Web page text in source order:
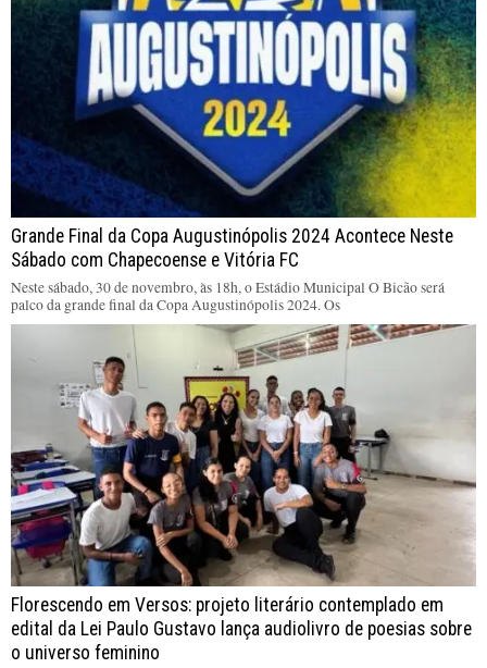
Grande Final da Copa Augustinópolis 2024 Acontece Neste
Sábado com Chapecoense e Vitória FC
Neste sábado, 30 de novembro, às 18h, o Estádio Municipal O Bicão será
palco da grande final da Copa Augustinópolis 2024. Os
Florescendo em Versos: projeto literário contemplado em
edital da Lei Paulo Gustavo lança audiolivro de poesias sobre
o universo feminino